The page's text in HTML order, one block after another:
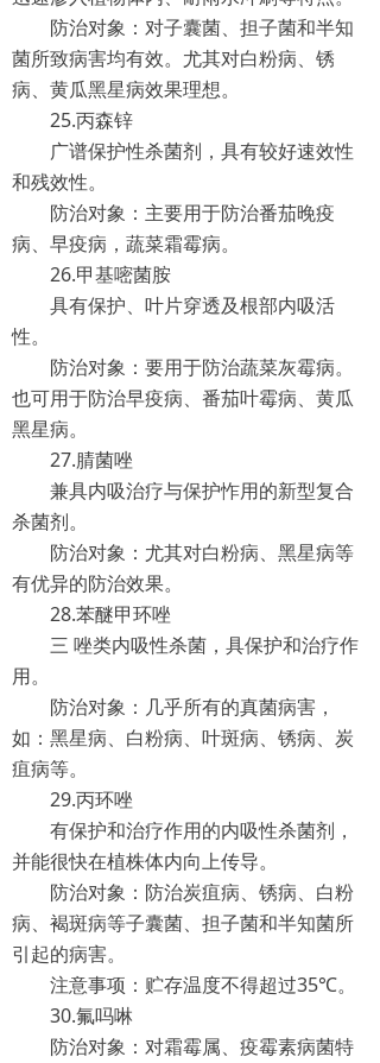
防治对象：对子囊菌、担子菌和半知
菌所致病害均有效。尤其对白粉病、锈
病、黄瓜黑星病效果理想。
25.丙森锌
广谱保护性杀菌剂，具有较好速效性
和残效性。
防治对象：主要用于防治番茄晚疫
病、早疫病，蔬菜霜霉病。
26.甲基嘧菌胺
具有保护、叶片穿透及根部内吸活
性。
防治对象：要用于防治蔬菜灰霉病。
也可用于防治早疫病、番茄叶霉病、黄瓜
黑星病。
27.腈菌唑
兼具内吸治疗与保护怍用的新型复合
杀菌剂。
防治对象：尤其对白粉病、黑星病等
有优异的防治效果。
28.苯醚甲环唑
三 唑类内吸性杀菌，具保护和治疗作
用。
防治对象：几乎所有的真菌病害，
如：黑星病、白粉病、叶斑病、锈病、炭
疽病等。
29.丙环唑
有保护和治疗作用的内吸性杀菌剂，
并能很快在植株体内向上传导。
防治对象：防治炭疽病、锈病、白粉
病、褐斑病等子囊菌、担子菌和半知菌所
引起的病害。
注意事项：贮存温度不得超过35℃。
30.氟吗啉
防治对象：对霜霉属、疫霉素病菌特